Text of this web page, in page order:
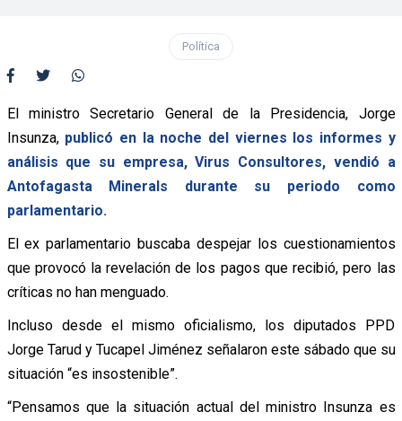
Política
El ministro Secretario General de la Presidencia, Jorge
Insunza, publicó en la noche del viernes los informes y
análisis que su empresa, Virus Consultores, vendió a
Antofagasta Minerals durante su periodo como
parlamentario.
El ex parlamentario buscaba despejar los cuestionamientos
que provocó la revelación de los pagos que recibió, pero las
críticas no han menguado.
Incluso desde el mismo oficialismo, los diputados PPD
Jorge Tarud y Tucapel Jiménez señalaron este sábado que su
situación “es insostenible”.
“Pensamos que la situación actual del ministro Insunza es